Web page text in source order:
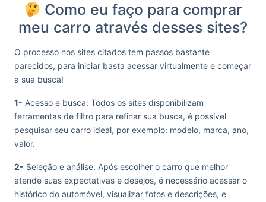
Como eu faço para comprar
meu carro através desses sites?
O processo nos sites citados tem passos bastante
parecidos, para iniciar basta acessar virtualmente e começar
a sua busca!
1- Acesso e busca: Todos os sites disponibilizam
ferramentas de filtro para refinar sua busca, é possível
pesquisar seu carro ideal, por exemplo: modelo, marca, ano,
valor.
2- Seleção e análise: Após escolher o carro que melhor
atende suas expectativas e desejos, é necessário acessar o
histórico do automóvel, visualizar fotos e descrições, e